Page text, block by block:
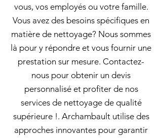
vous, vos employés ou votre famille.
Vous avez des besoins spécifiques en
matière de nettoyage? Nous sommes
là pour y répondre et vous fournir une
prestation sur mesure. Contactez-
nous pour obtenir un devis
personnalisé et profiter de nos
services de nettoyage de qualité
supérieure !. Archambault utilise des
approches innovantes pour garantir